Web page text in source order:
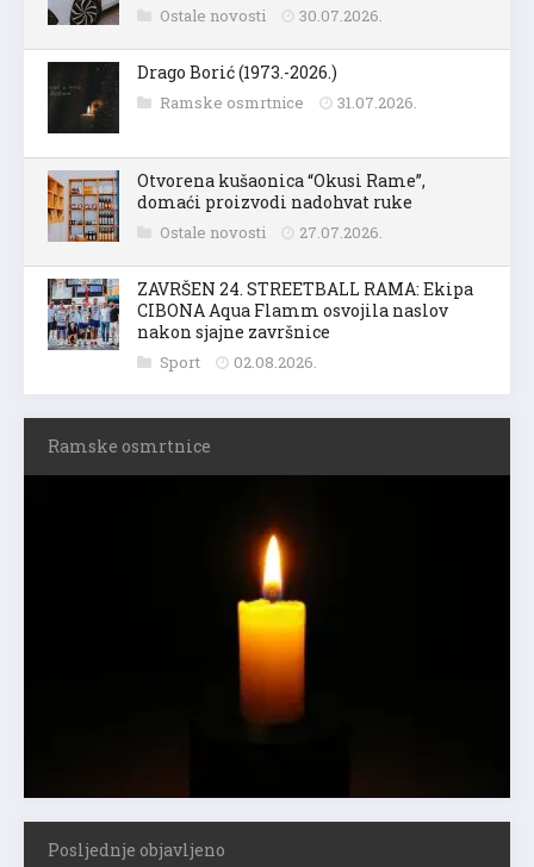
Ostale novosti 30.07.2026.
Drago Borić (1973.-2026.)
Ramske osmrtnice 31.07.2026.
Otvorena kušaonica “Okusi Rame”,
domaći proizvodi nadohvat ruke
Ostale novosti 27.07.2026.
ZAVRŠEN 24. STREETBALL RAMA: Ekipa
CIBONA Aqua Flamm osvojila naslov
nakon sjajne završnice
Sport 02.08.2026.
Ramske osmrtnice
Posljednje objavljeno